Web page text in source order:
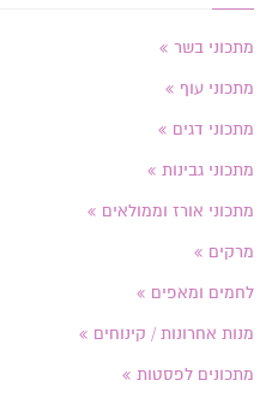
מתכוני בשר
מתכוני עוף
מתכוני דגים
מתכוני גבינות
מתכוני אורז וממולאים
מרקים
לחמים ומאפים
מנות אחרונות / קינוחים
מתכונים לפסטות